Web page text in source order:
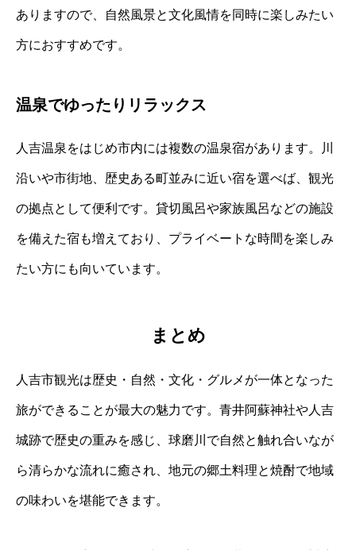
ありますので、自然風景と文化風情を同時に楽しみたい
方におすすめです。
温泉でゆったりリラックス
人吉温泉をはじめ市内には複数の温泉宿があります。川
沿いや市街地、歴史ある町並みに近い宿を選べば、観光
の拠点として便利です。貸切風呂や家族風呂などの施設
を備えた宿も増えており、プライベートな時間を楽しみ
たい方にも向いています。
まとめ
人吉市観光は歴史・自然・文化・グルメが一体となった
旅ができることが最大の魅力です。青井阿蘇神社や人吉
城跡で歴史の重みを感じ、球磨川で自然と触れ合いなが
ら清らかな流れに癒され、地元の郷土料理と焼酎で地域
の味わいを堪能できます。